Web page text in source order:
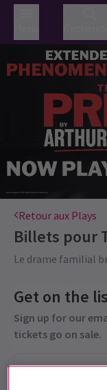
Retour aux Plays
Billets pour
Le drame familial
Get on the
Sign up for our
tickets go on sale.